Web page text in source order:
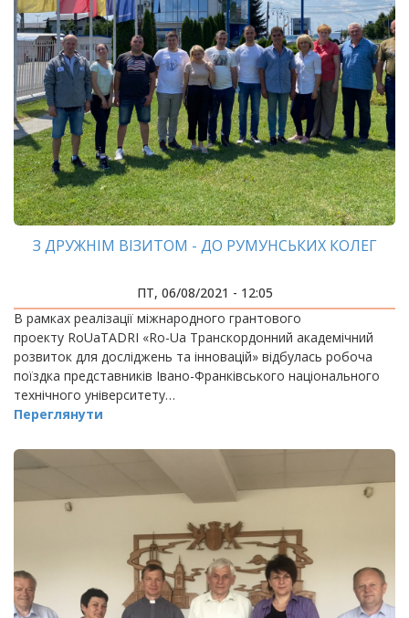
З ДРУЖНІМ ВІЗИТОМ - ДО РУМУНСЬКИХ КОЛЕГ
ПТ, 06/08/2021 - 12:05
В рамках реалізації міжнародного грантового
проекту RoUaTADRI «Ro-Ua Транскордонний академічний
розвиток для досліджень та інновацій» відбулась робоча
поїздка представників Івано-Франківського національного
технічного університету…
Переглянути